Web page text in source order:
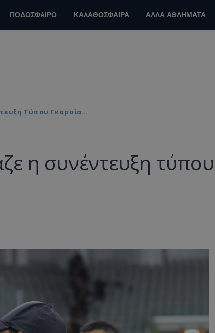
ΠΟΔΟΣΦΑΙΡΟ ΚΑΛΑΘΟΣΦΑΙΡΑ ΑΛΛΑ ΑΘΛΗΜΑΤΑ
Τύπου Γκαρσία…
η συνέντευξη τύπου